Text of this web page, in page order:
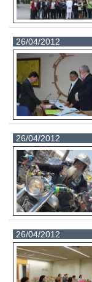
26/04/2012
26/04/2012
26/04/2012